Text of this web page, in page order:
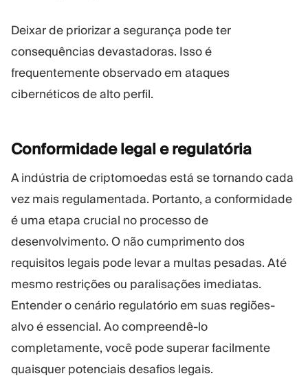
Deixar de priorizar a segurança pode ter
consequências devastadoras. Isso é
frequentemente observado em ataques
cibernéticos de alto perfil.
Conformidade legal eregulatória
A indústria de criptomoedas está se tornando cada
vez mais regulamentada. Portanto, a conformidade
é uma etapa crucial no processo de
desenvolvimento. O não cumprimento dos
requisitos legais pode levar a multas pesadas. Até
mesmo restrições ou paralisações imediatas.
Entender o cenário regulatório em suas regiões-
alvo é essencial. Ao compreendê-lo
completamente, você pode superar facilmente
quaisquer potenciais desafios legais.